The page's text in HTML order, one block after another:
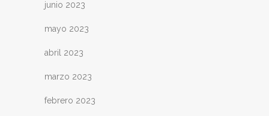
junio 2023
mayo 2023
abril 2023
marzo 2023
febrero 2023